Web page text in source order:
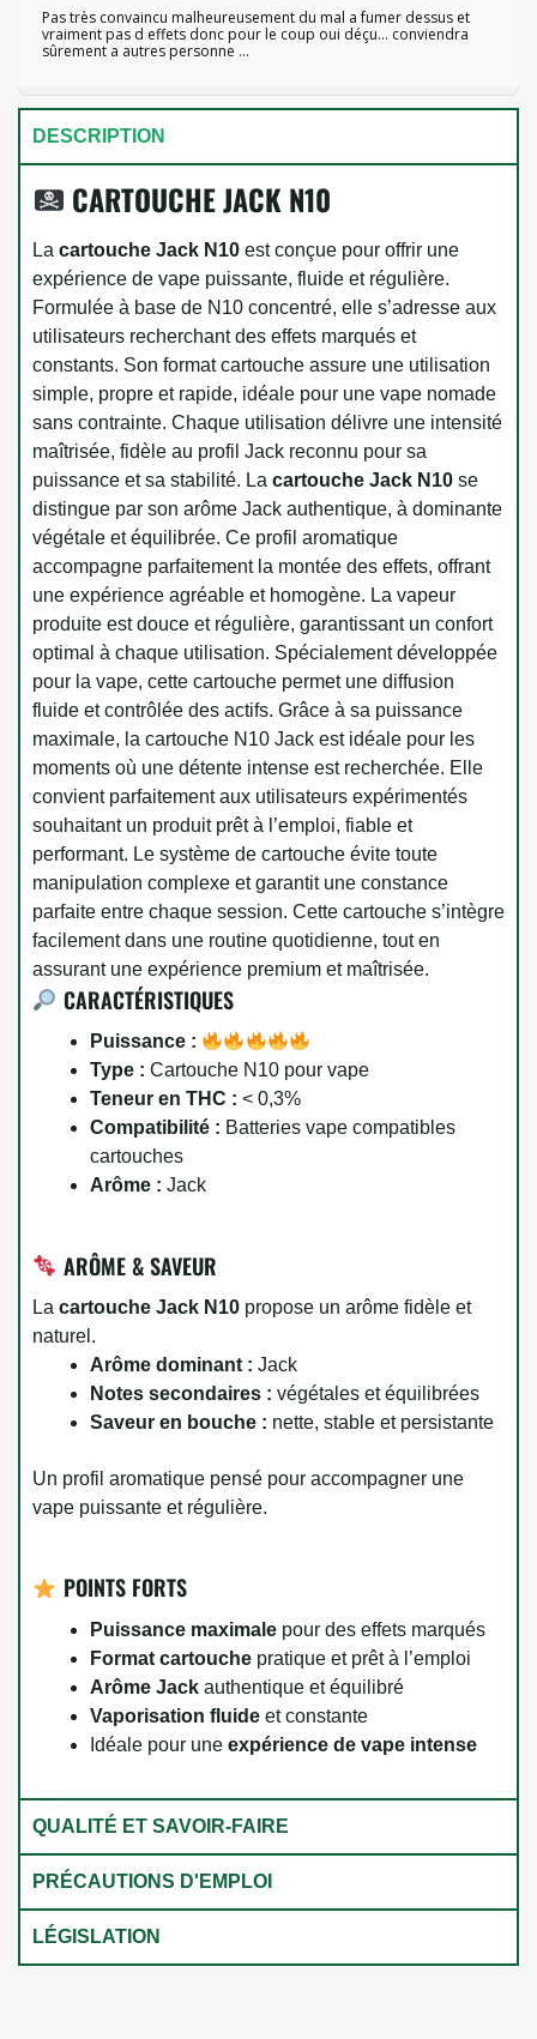
Pas très convaincu malheureusement du mal a fumer dessus et
vraiment pas d effets donc pour le coup oui déçu… conviendra
sûrement a autres personne …
DESCRIPTION
CARTOUCHE JACK N10
La cartouche Jack N10 est conçue pour offrir une
expérience de vape puissante, fluide et régulière.
Formulée à base de N10 concentré, elle s’adresse aux
utilisateurs recherchant des effets marqués et
constants. Son format cartouche assure une utilisation
simple, propre et rapide, idéale pour une vape nomade
sans contrainte. Chaque utilisation délivre une intensité
maîtrisée, fidèle au profil Jack reconnu pour sa
puissance et sa stabilité. La cartouche Jack N10 se
distingue par son arôme Jack authentique, à dominante
végétale et équilibrée. Ce profil aromatique
accompagne parfaitement la montée des effets, offrant
une expérience agréable et homogène. La vapeur
produite est douce et régulière, garantissant un confort
optimal à chaque utilisation. Spécialement développée
pour la vape, cette cartouche permet une diffusion
fluide et contrôlée des actifs. Grâce à sa puissance
maximale, la cartouche N10 Jack est idéale pour les
moments où une détente intense est recherchée. Elle
convient parfaitement aux utilisateurs expérimentés
souhaitant un produit prêt à l’emploi, fiable et
performant. Le système de cartouche évite toute
manipulation complexe et garantit une constance
parfaite entre chaque session. Cette cartouche s’intègre
facilement dans une routine quotidienne, tout en
assurant une expérience premium et maîtrisée.
CARACTÉRISTIQUES
Puissance :
Type : Cartouche N10 pour vape
Teneur en THC : < 0,3%
Compatibilité : Batteries vape compatibles
cartouches
Arôme : Jack
ARÔME & SAVEUR
La cartouche Jack N10 propose un arôme fidèle et
naturel.
Arôme dominant : Jack
Notes secondaires : végétales et équilibrées
Saveur en bouche : nette, stable et persistante
Un profil aromatique pensé pour accompagner une
vape puissante et régulière.
POINTS FORTS
Puissance maximale pour des effets marqués
Format cartouche pratique et prêt à l’emploi
Arôme Jack authentique et équilibré
Vaporisation fluide et constante
Idéale pour une expérience de vape intense
QUALITÉ ET SAVOIR-FAIRE
PRÉCAUTIONS D'EMPLOI
LÉGISLATION